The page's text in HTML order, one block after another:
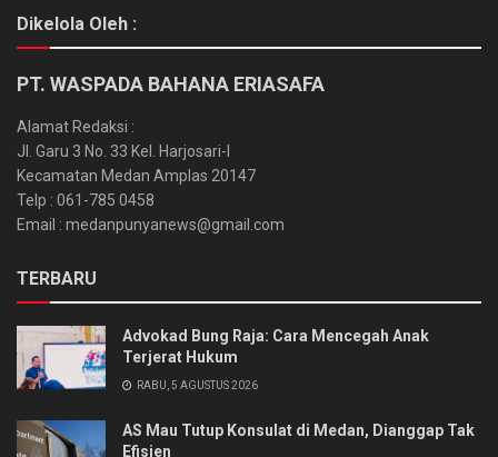
Dikelola Oleh :
PT. WASPADA BAHANA ERIASAFA
Alamat Redaksi :
Jl. Garu 3 No. 33 Kel. Harjosari-I
Kecamatan Medan Amplas 20147
Telp : 061-785 0458
Email : medanpunyanews@gmail.com
TERBARU
Advokad Bung Raja: Cara Mencegah Anak
Terjerat Hukum
RABU, 5 AGUSTUS 2026
AS Mau Tutup Konsulat di Medan, Dianggap Tak
Efisien